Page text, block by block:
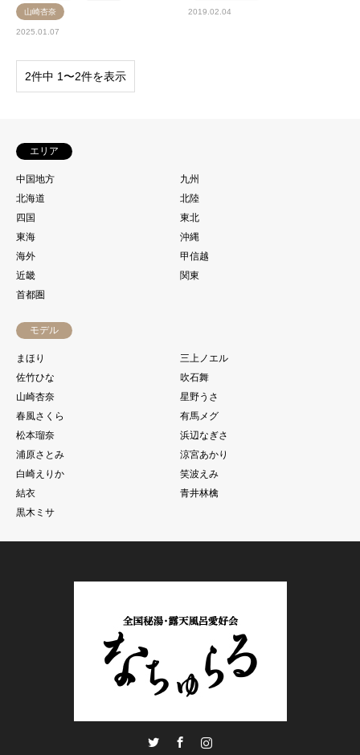
山崎杏奈
2025.01.07
2019.02.04
2件中 1〜2件を表示
エリア
中国地方
九州
北海道
北陸
四国
東北
東海
沖縄
海外
甲信越
近畿
関東
首都圏
モデル
まほり
三上ノエル
佐竹ひな
吹石舞
山崎杏奈
星野うさ
春風さくら
有馬メグ
松本瑠奈
浜辺なぎさ
浦原さとみ
涼宮あかり
白崎えりか
笑波えみ
結衣
青井林檎
黒木ミサ